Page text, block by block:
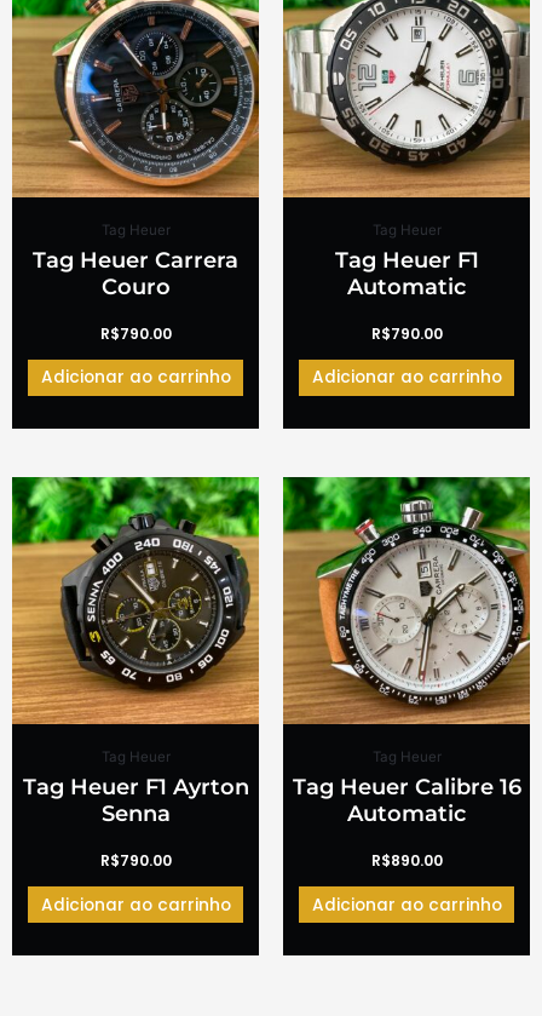
Tag Heuer
Tag Heuer Carrera
Couro
R$790.00
Adicionar ao carrinho
Tag Heuer
Tag Heuer F1
Automatic
R$790.00
Adicionar ao carrinho
Tag Heuer
Tag Heuer F1 Ayrton
Senna
R$790.00
Adicionar ao carrinho
Tag Heuer
Tag Heuer Calibre 16
Automatic
R$890.00
Adicionar ao carrinho